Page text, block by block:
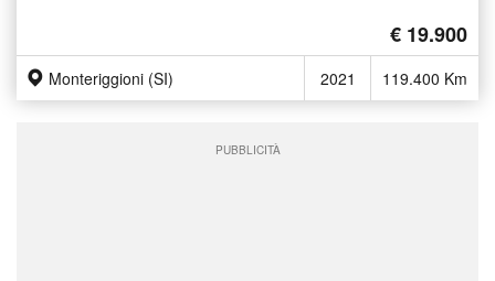
€ 19.900
Monteriggioni (SI) 2021 119.400 Km
PUBBLICITÀ